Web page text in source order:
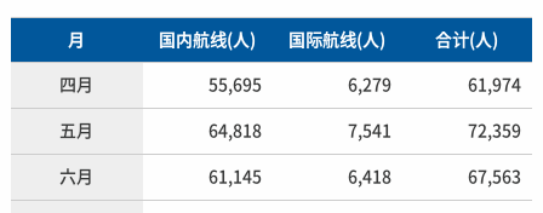
月 国内航线(人) 国际航线(人) 合计(人)
四月 55,695 6,279 61,974
五月 64,818 7,541 72,359
六月 61,145 6,418 67,563